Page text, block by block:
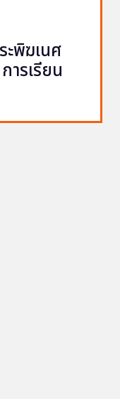
ะพิฆเนศ
ารเรียน